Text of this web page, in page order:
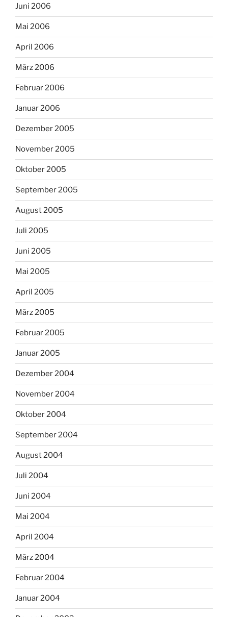
Juni 2006
Mai 2006
April 2006
März 2006
Februar 2006
Januar 2006
Dezember 2005
November 2005
Oktober 2005
September 2005
August 2005
Juli 2005
Juni 2005
Mai 2005
April 2005
März 2005
Februar 2005
Januar 2005
Dezember 2004
November 2004
Oktober 2004
September 2004
August 2004
Juli 2004
Juni 2004
Mai 2004
April 2004
März 2004
Februar 2004
Januar 2004